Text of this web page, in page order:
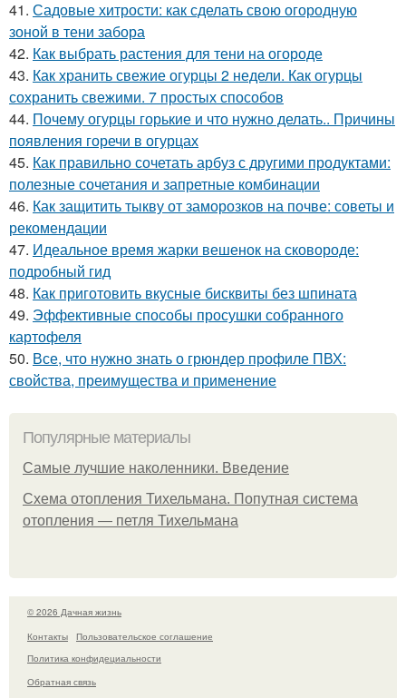
41. Садовые хитрости: как сделать свою огородную
зоной в тени забора
42. Как выбрать растения для тени на огороде
43. Как хранить свежие огурцы 2 недели. Как огурцы
сохранить свежими. 7 простых способов
44. Почему огурцы горькие и что нужно делать.. Причины
появления горечи в огурцах
45. Как правильно сочетать арбуз с другими продуктами:
полезные сочетания и запретные комбинации
46. Как защитить тыкву от заморозков на почве: советы и
рекомендации
47. Идеальное время жарки вешенок на сковороде:
подробный гид
48. Как приготовить вкусные бисквиты без шпината
49. Эффективные способы просушки собранного
картофеля
50. Все, что нужно знать о грюндер профиле ПВХ:
свойства, преимущества и применение
Популярные материалы
Самые лучшие наколенники. Введение
Схема отопления Тихельмана. Попутная система
отопления — петля Тихельмана
© 2026 Дачная жизнь
Контакты
Пользовательское соглашение
Политика конфидециальности
Обратная связь